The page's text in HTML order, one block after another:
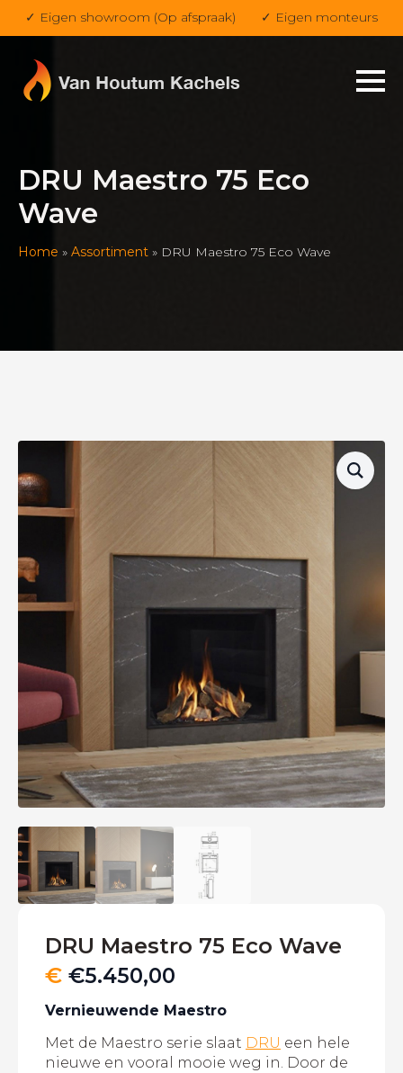
✓ Eigen showroom (Op afspraak) ✓ Eigen monteurs
DRU Maestro 75 Eco
Wave
Home » Assortiment » DRU Maestro 75 Eco Wave
DRU Maestro 75 Eco Wave
€ €5.450,00
Vernieuwende Maestro
Met de Maestro serie slaat DRU een hele
nieuwe en vooral mooie weg in. Door de